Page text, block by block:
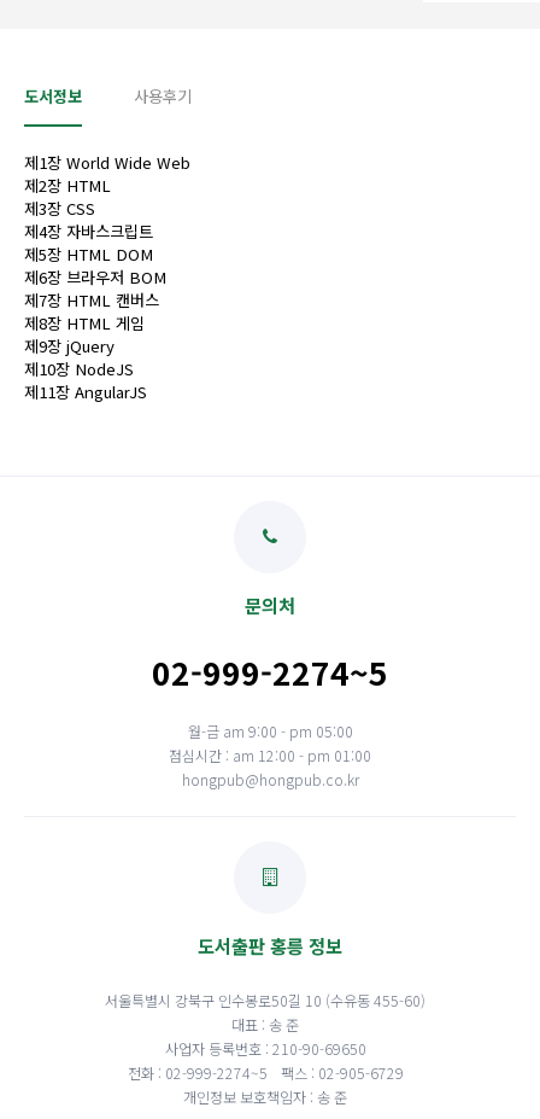
도서정보 사용후기
제1장 World Wide Web
제2장 HTML
제3장 CSS
제4장 자바스크립트
제5장 HTML DOM
제6장 브라우저 BOM
제7장 HTML 캔버스
제8장 HTML 게임
제9장 jQuery
제10장 NodeJS
제11장 AngularJS
문의처
02-999-2274~5
월-금 am 9:00 - pm 05:00
점심시간 : am 12:00 - pm 01:00
hongpub@hongpub.co.kr
도서출판 홍릉 정보
서울특별시 강북구 인수봉로50길 10 (수유동 455-60)
대표 : 송 준
사업자 등록번호 : 210-90-69650
전화 : 02-999-2274~5
팩스 : 02-905-6729
개인정보 보호책임자 : 송 준